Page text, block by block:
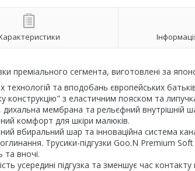
преміального сегмента, виготовлені за
та вподобань європейських
конструкцію" з еластичним пояском та
дихальна мембрана та рельєфний внутрішній
комфорт для шкіри малюків.
вбиральний шар та інноваційна система
Трусики-підгузки Goo.N Premium
вночі.
усередині підгузка та зменшує час